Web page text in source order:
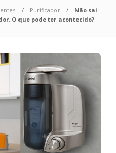
Purificador
Não sai
O que pode ter acontecido?